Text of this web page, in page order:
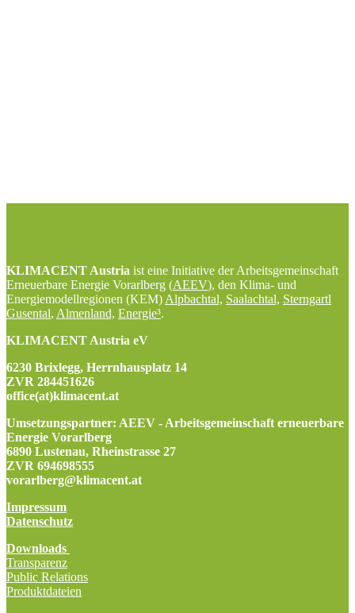
KLIMACENT Austria ist eine Initiative der Arbeitsgemeinschaft
Erneuerbare Energie Vorarlberg (AEEV), den Klima- und
Energiemodellregionen (KEM) Alpbachtal, Saalachtal, Sterngartl
Gusental, Almenland, Energie³.
KLIMACENT Austria eV
6230 Brixlegg, Herrnhausplatz 14
ZVR 284451626
office(at)klimacent.at
Umsetzungspartner: AEEV - Arbeitsgemeinschaft erneuerbare
Energie Vorarlberg
6890 Lustenau, Rheinstrasse 27
ZVR 694698555
vorarlberg@klimacent.at
Impressum
Datenschutz
Downloads
Transparenz
Public Relations
Produktdateien